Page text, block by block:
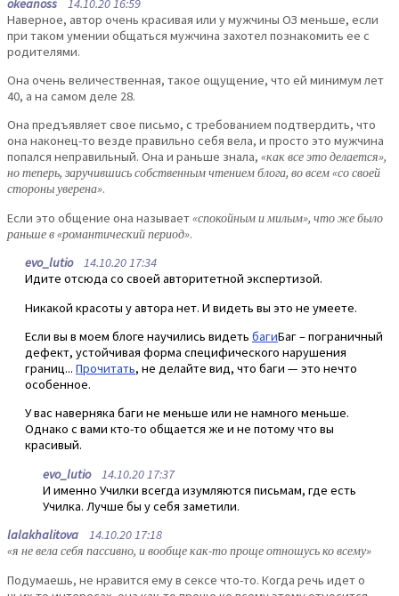
Наверное, автор очень красивая или у мужчины ОЗ меньше, если
при таком умении общаться мужчина захотел познакомить ее с
родителями.
Она очень величественная, такое ощущение, что ей минимум лет
40, а на самом деле 28.
Она предъявляет свое письмо, с требованием подтвердить, что
она наконец-то везде правильно себя вела, и просто это мужчина
попался неправильный. Она и раньше знала, «как все это делается»,
но теперь, заручившись собственным чтением блога, во всем «со своей
стороны уверена».
Если это общение она называет«спокойным и милым», что же было
раньше в «романтический период».
evo_lutio14.10.20 17:34
Идите отсюда со своей авторитетной экспертизой.
Никакой красоты у автора нет. И видеть вы это не умеете.
Если вы в моем блоге научились видеть багиБаг – пограничный
дефект, устойчивая форма специфического нарушения
границ... Прочитать, не делайте вид, что баги — это нечто
особенное.
У вас наверняка баги не меньше или не намного меньше.
Однако с вами кто-то общается же и не потому что вы
красивый.
evo_lutio14.10.20 17:37
И именно Училки всегда изумляются письмам, где есть
Училка. Лучше бы у себя заметили.
lalakhalitova 14.10.20 17:18
«я не вела себя пассивно, и вообще как-то проще отношусь ко всему»
Подумаешь, не нравится ему в сексе что-то. Когда речь идет о